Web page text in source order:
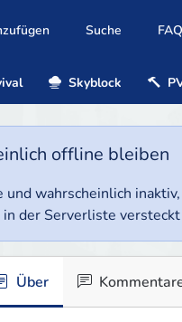
Suche FAQ
Skyblock
offline bleiben
wahrscheinlich
der Serverliste
Über